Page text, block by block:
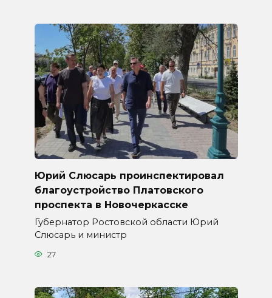
Юрий Слюсарь проинспектировал
благоустройство Платовского
проспекта в Новочеркасске
Губернатор Ростовской области Юрий
Слюсарь и министр
27